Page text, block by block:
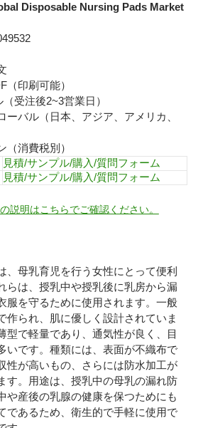
Disposable Nursing Pads Market
印刷可能）
受注後2~3営業日）
バル（日本、アジア、アメリカ、
消費税別）
見積/サンプル/購入/質問フォーム
見積/サンプル/購入/質問フォーム
説明はこちらでご確認ください。
、母乳育児を行う女性にとって便利
らは、授乳中や授乳後に乳房から漏
服を守るために使用されます。一般
作られ、肌に優しく設計されていま
型で軽量であり、通気性が良く、目
いです。種類には、表面が不織布で
性が高いもの、さらには防水加工が
す。用途は、授乳中の母乳の漏れ防
や産後の乳腺の健康を保つためにも
であるため、衛生的で手軽に使用で